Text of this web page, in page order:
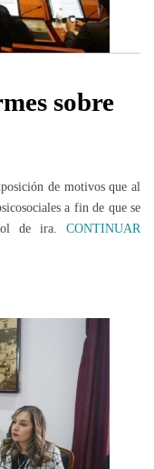
sobre
de motivos que al
a fin de que se
de ira. CONTINUAR